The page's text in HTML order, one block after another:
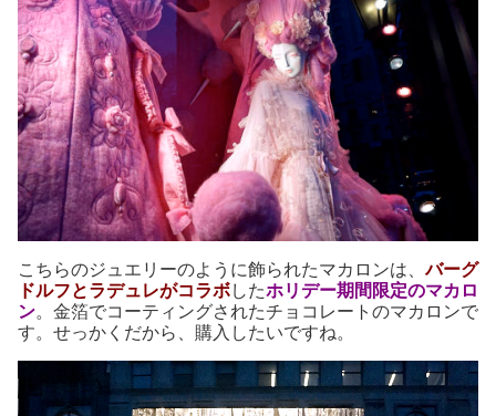
こちらのジュエリーのように飾られたマカロンは、バーグ
ドルフとラデュレがコラボしたホリデー期間限定のマカロ
ン。金箔でコーティングされたチョコレートのマカロンで
す。せっかくだから、購入したいですね。